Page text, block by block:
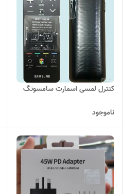
کنترل لمسی اسمارت سامسونگ
ناموجود